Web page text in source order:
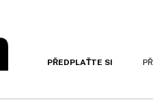
PŘEDPLAŤTE SI